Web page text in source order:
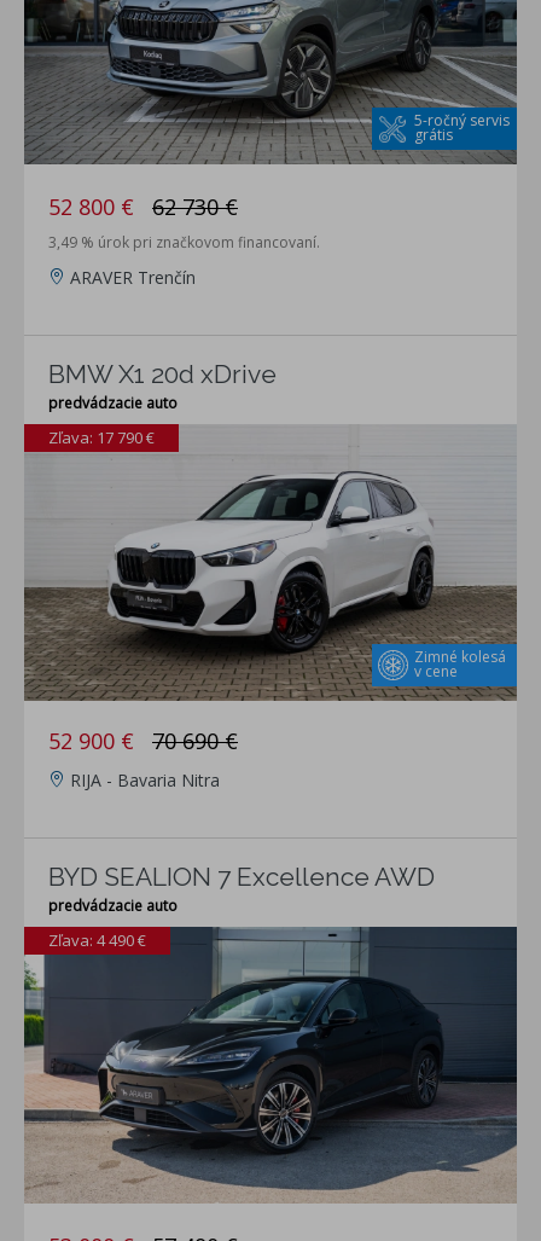
5-ročný servis
grátis
52 800 € 62 730 €
3,49 % úrok pri značkovom financovaní.
ARAVER Trenčín
BMW X1 20d xDrive
predvádzacie auto
Zimné kolesá
v cene
Zľava: 17 790 €
52 900 € 70 690 €
RIJA - Bavaria Nitra
BYD SEALION 7 Excellence AWD
predvádzacie auto
Zľava: 4 490 €